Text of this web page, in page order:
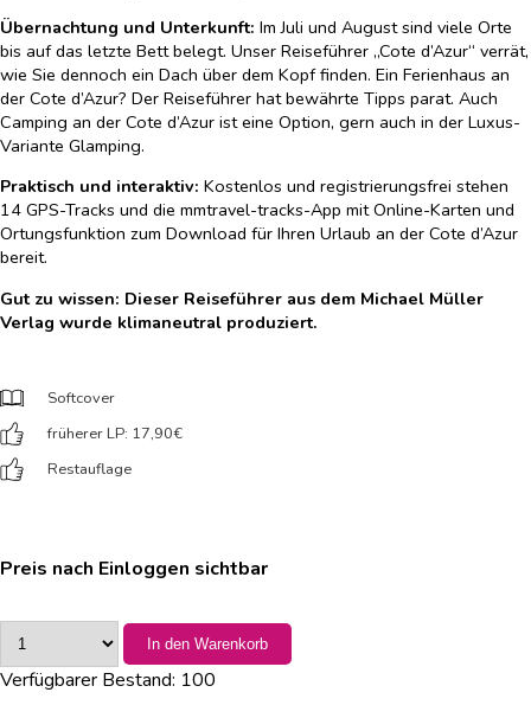
Übernachtung und Unterkunft: Im Juli und August sind viele Orte
bis auf das letzte Bett belegt. Unser Reiseführer „Cote d’Azur“ verrät,
wie Sie dennoch ein Dach über dem Kopf finden. Ein Ferienhaus an
der Cote d’Azur? Der Reiseführer hat bewährte Tipps parat. Auch
Camping an der Cote d’Azur ist eine Option, gern auch in der Luxus-
Variante Glamping.
Praktisch und interaktiv: Kostenlos und registrierungsfrei stehen
14 GPS-Tracks und die mmtravel-tracks-App mit Online-Karten und
Ortungsfunktion zum Download für Ihren Urlaub an der Cote d’Azur
bereit.
Gut zu wissen: Dieser Reiseführer aus dem Michael Müller
Verlag wurde klimaneutral produziert.
Softcover
früherer LP: 17,90€
Restauflage
Preis nach Einloggen sichtbar
In den Warenkorb
Verfügbarer Bestand: 100